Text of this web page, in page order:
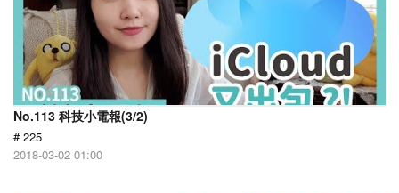
No.113 科技小電報(3/2)
# 225
2018-03-02 01:00